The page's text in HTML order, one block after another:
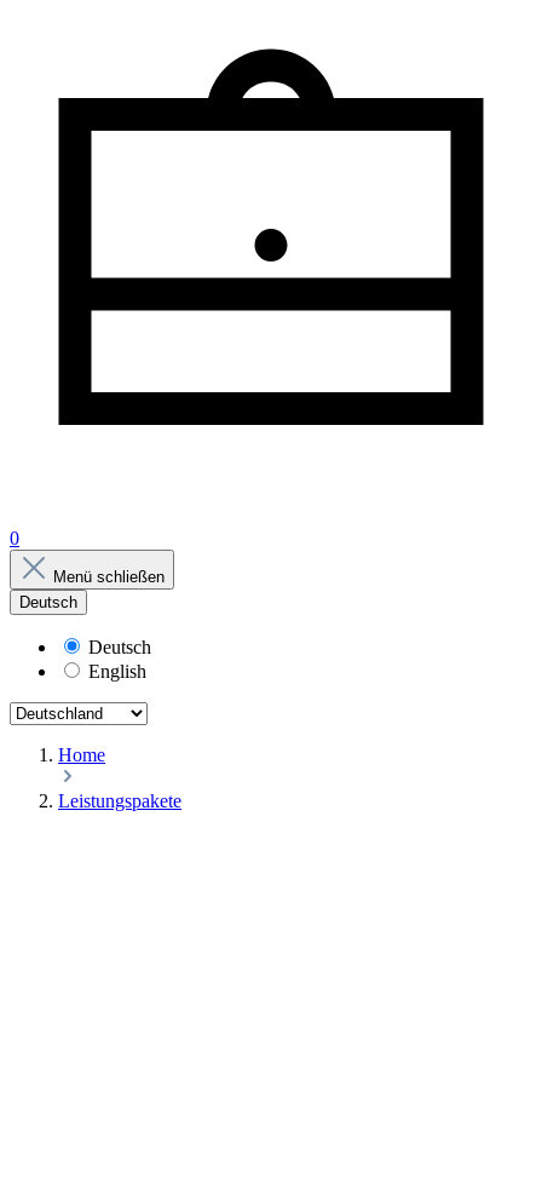
0
Menü schließen
Deutsch
Deutsch
English
Home
Leistungspakete